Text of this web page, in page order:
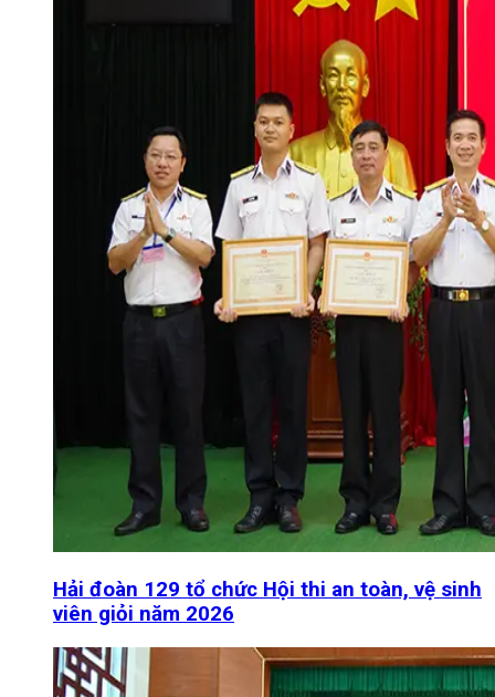
Hải đoàn 129 tổ chức Hội thi an toàn, vệ sinh
viên giỏi năm 2026